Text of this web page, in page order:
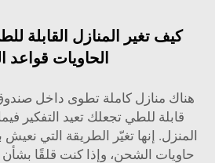
كيف تغير المنازل القابلة
الحاويات قواعد
هناك منازل كاملة تطوى داخل
قابلة للطي تجعلك تعيد التفكير
المنزل. إنها تغيّر الطريقة التي نعيش
حاويات الشحن، وإذا كنت قلقًا بشأن